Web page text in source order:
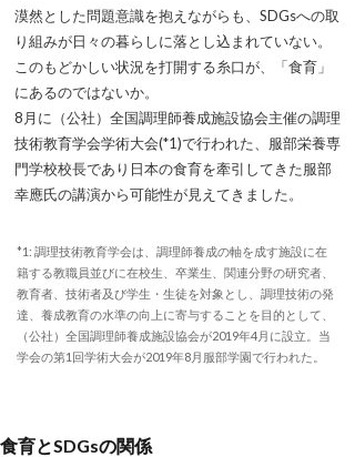
漠然とした問題意識を抱えながらも、SDGsへの取
り組みが日々の暮らしに落とし込まれていない。
このもどかしい状況を打開する糸口が、「食育」
にあるのではないか。
8月に（公社）全国調理師養成施設協会主催の調理
技術教育学会学術大会(*1)で行われた、服部栄養専
門学校校長であり日本の食育を牽引してきた服部
幸應氏の講演から可能性が見えてきました。
*1: 調理技術教育学会は、調理師養成の軸を成す施設に在
籍する教職員並びに在校生、卒業生、関連分野の研究者、
教育者、技術者及び学生・生徒を対象とし、調理技術の発
達、養成教育の水準の向上に寄与することを目的として、
（公社）全国調理師養成施設協会が2019年4月に設立。当
学会の第1回学術大会が2019年8月服部学園で行われた。
食育とSDGsの関係